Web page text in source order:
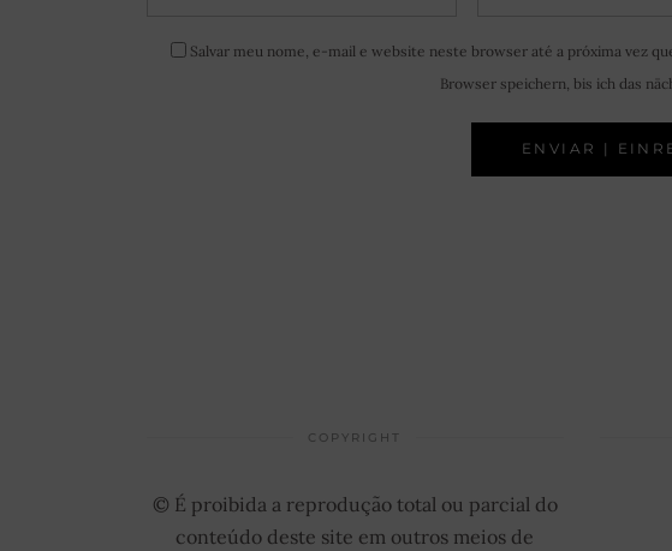
Salvar meu nome, e-mail e website neste browser até a próxima vez
Browser speichern, bis ich das
COPYRIGHT
© É proibida a reprodução total ou parcial do
conteúdo deste site em outros meios de